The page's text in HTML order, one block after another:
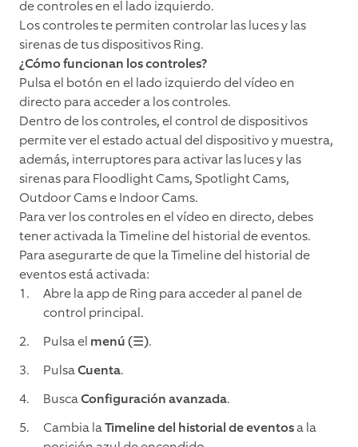
de controles en el lado izquierdo.
Los controles te permiten controlar las luces y las
sirenas de tus dispositivos Ring.
¿Cómo funcionan los controles?
Pulsa el botón en el lado izquierdo del vídeo en
directo para acceder a los controles.
Dentro de los controles, el control de dispositivos
permite ver el estado actual del dispositivo y muestra,
además, interruptores para activar las luces y las
sirenas para Floodlight Cams, Spotlight Cams,
Outdoor Cams e Indoor Cams.
Para ver los controles en el vídeo en directo, debes
tener activada la Timeline del historial de eventos.
Para asegurarte de que la Timeline del historial de
eventos está activada:
Abre la app de Ring para acceder al panel de
control principal.
Pulsa el menú (☰).
PulsaCuenta.
BuscaConfiguración avanzada.
Cambia laTimeline del historial de eventosa la